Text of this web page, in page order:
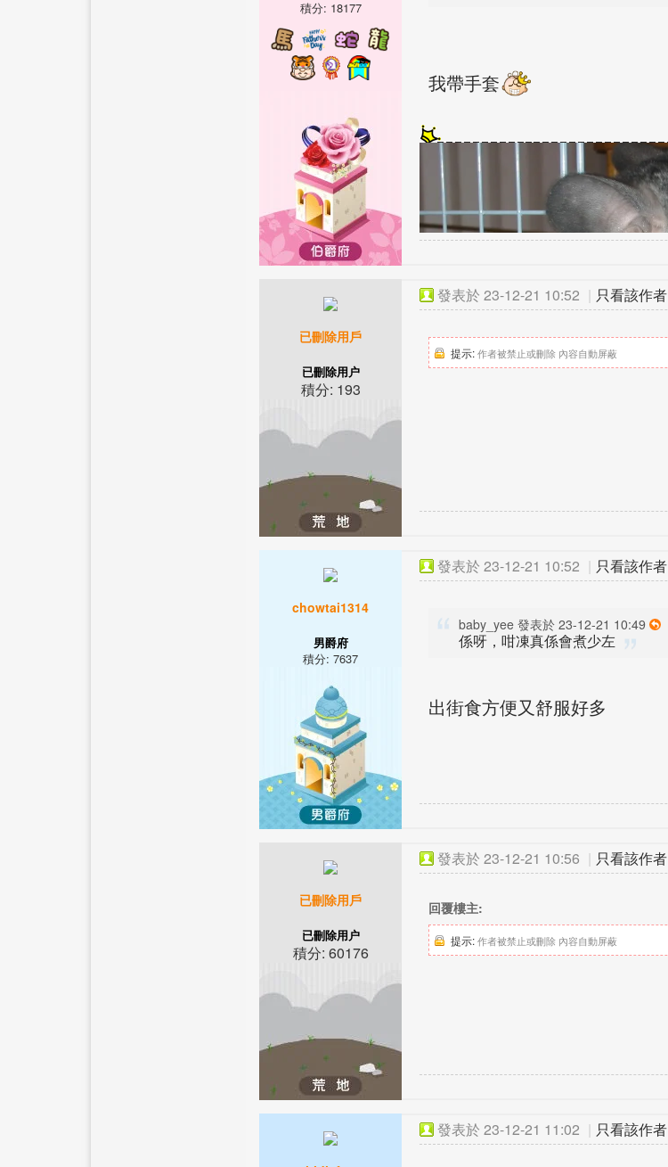
積分: 18177
我帶手套
已刪除用戶
已刪除用户
積分: 193
發表於 23-12-21 10:52 | 只看該作者
提示: 作者被禁止或刪除 內容自動屏蔽
chowtai1314
男爵府
積分: 7637
發表於 23-12-21 10:52 | 只看該作者
baby_yee 發表於 23-12-21 10:49
係呀，咁凍真係會煮少左
出街食方便又舒服好多
已刪除用戶
已刪除用户
積分: 60176
發表於 23-12-21 10:56 | 只看該作者
回覆樓主:
提示: 作者被禁止或刪除 內容自動屏蔽
發表於 23-12-21 11:02 | 只看該作者